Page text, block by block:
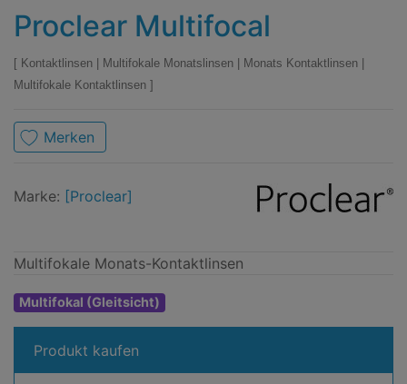
Proclear Multifocal
Kontaktlinsen Multifokale Monatslinsen Monats Kontaktlinsen
Multifokale Kontaktlinsen
Merken
Marke: [Proclear]
Proclear
Multifokale Monats-Kontaktlinsen
Multifokal (Gleitsicht)
Produkt kaufen